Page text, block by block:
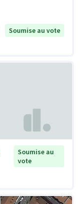
Soumise au vote
Soumise au
vote